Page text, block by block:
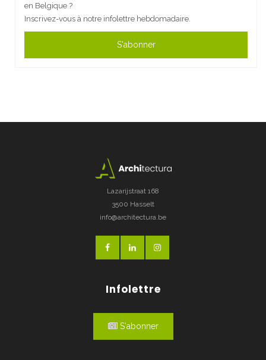
en Belgique ?
Inscrivez-vous à notre infolettre hebdomadaire.
S'abonner
Lazarijstraat 168
3500 Hasselt
info@architectura.be
Infolettre
S'abonner